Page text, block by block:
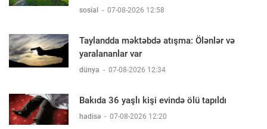
sosial - 07-08-2026 12:58
Taylandda məktəbdə atışma: Ölənlər və
yaralananlar var
dünya - 07-08-2026 12:34
Bakıda 36 yaşlı kişi evində ölü tapıldı
hadisə - 07-08-2026 12:20